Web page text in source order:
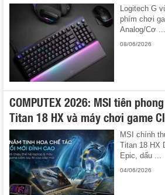
Logitech G
phím chơi
Analog/Cơ ...
08/06/2026
COMPUTEX 2026: MSI tiên
Titan 18 HX và máy chơi game
MSI chính
Titan 18 HX
Epic, dấu ...
04/06/2026